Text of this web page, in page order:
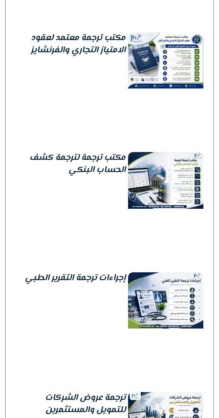
مكتب ترجمة معتمد لعقود
الامتياز التجاري والفرنشايز
مكتب ترجمة لترجمة كشف
الحساب البنكي
إجراءات ترجمة التقرير الطبي
ترجمة عروض الشركات
للتمويل والمستثمرين